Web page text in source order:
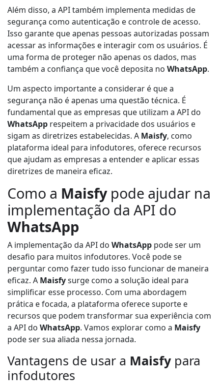
Além disso, a API também implementa medidas de
segurança como autenticação e controle de acesso.
Isso garante que apenas pessoas autorizadas possam
acessar as informações e interagir com os usuários. É
uma forma de proteger não apenas os dados, mas
também a confiança que você deposita no WhatsApp.
Um aspecto importante a considerar é que a
segurança não é apenas uma questão técnica. É
fundamental que as empresas que utilizam a API do
WhatsApp respeitem a privacidade dos usuários e
sigam as diretrizes estabelecidas. A Maisfy, como
plataforma ideal para infodutores, oferece recursos
que ajudam as empresas a entender e aplicar essas
diretrizes de maneira eficaz.
Como a Maisfypode ajudar na
implementação da API do
WhatsApp
A implementação da API do WhatsApp pode ser um
desafio para muitos infodutores. Você pode se
perguntar como fazer tudo isso funcionar de maneira
eficaz. A Maisfysurge como a solução ideal para
simplificar esse processo. Com uma abordagem
prática e focada, a plataforma oferece suporte e
recursos que podem transformar sua experiência com
a API do WhatsApp. Vamos explorar como a Maisfy
pode ser sua aliada nessa jornada.
Vantagens de usar a Maisfypara
infodutores